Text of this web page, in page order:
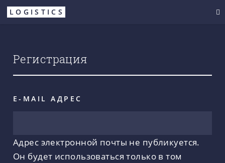
Перейти
LOGISTICS
Регистрация
E-MAIL АДРЕС
Адрес электронной почты не публикуется.
Он будет использоваться только в том